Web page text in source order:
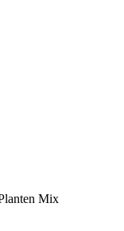
Mix